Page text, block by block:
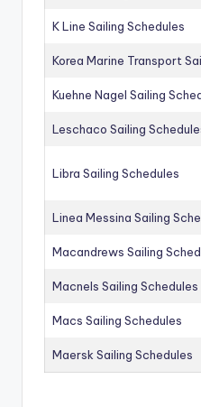
K Line Sailing Schedules
Korea Marine Transport
Kuehne Nagel Sailing
Leschaco Sailing
Libra Sailing Schedules
Linea Messina Sailing
Macandrews Sailing
Macnels Sailing Schedules
Macs Sailing Schedules
Maersk Sailing Schedules